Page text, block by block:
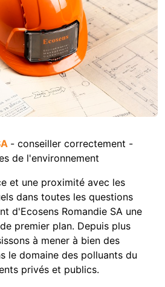
- conseiller correctement -
de l'environnement
et une proximité avec les
dans toutes les questions
d'Ecosens Romandie SA une
premier plan. Depuis plus
à mener à bien des
le domaine des polluants du
privés et publics.